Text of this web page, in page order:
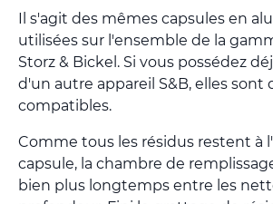
Il s'agit des mêmes capsules en
utilisées sur l'ensemble de la
Storz & Bickel. Si vous possédez
d'un autre appareil S&B, elles
compatibles.
Comme tous les résidus restent à
capsule, la chambre de
bien plus longtemps entre les